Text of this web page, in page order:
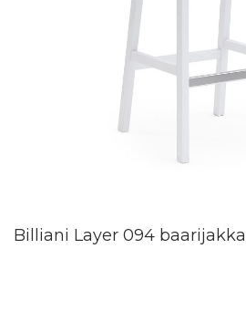
Billiani Layer 094